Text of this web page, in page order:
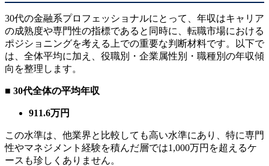
30代の金融系プロフェッショナルにとって、年収はキャリア
の成熟度や専門性の指標であると同時に、転職市場における
ポジショニングを考える上での重要な判断材料です。以下で
は、全体平均に加え、役職別・企業属性別・職種別の年収傾
向を整理します。
■ 30代全体の平均年収
911.6万円
この水準は、他業界と比較しても高い水準にあり、特に専門
性やマネジメント経験を積んだ層では1,000万円を超えるケ
ースも珍しくありません。